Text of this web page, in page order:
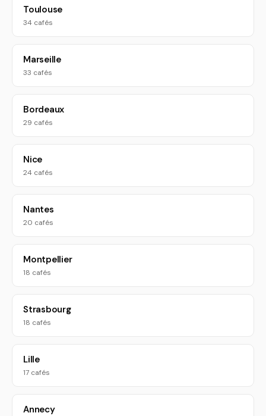
Toulouse
34 cafés
Marseille
33 cafés
Bordeaux
29 cafés
Nice
24 cafés
Nantes
20 cafés
Montpellier
18 cafés
Strasbourg
18 cafés
Lille
17 cafés
Annecy